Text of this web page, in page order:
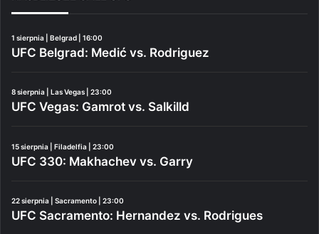
1 sierpnia | Belgrad | 16:00
UFC Belgrad: Medić vs. Rodriguez
8 sierpnia | Las Vegas | 23:00
UFC Vegas: Gamrot vs. Salkilld
15 sierpnia | Filadelfia | 23:00
UFC 330: Makhachev vs. Garry
22 sierpnia | Sacramento | 23:00
UFC Sacramento: Hernandez vs. Rodrigues